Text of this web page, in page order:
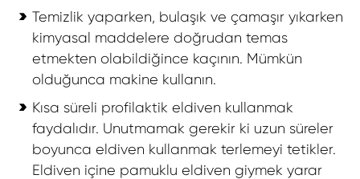
Temizlik yaparken, bulaşık ve çamaşır yıkarken
kimyasal maddelere doğrudan temas
etmekten olabildiğince kaçının. Mümkün
olduğunca makine kullanın.
Kısa süreli profilaktik eldiven kullanmak
faydalıdır. Unutmamak gerekir ki uzun süreler
boyunca eldiven kullanmak terlemeyi tetikler.
Eldiven içine pamuklu eldiven giymek yarar